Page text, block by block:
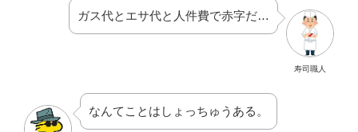
寿司職人
ガス代とエサ代と人件費で赤字だ…
なんてことはしょっちゅうある。